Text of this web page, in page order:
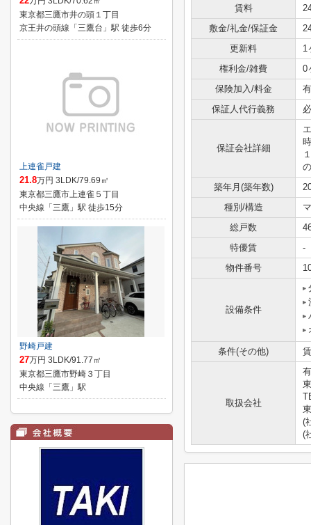
賃料
敷金/礼金/保証金
更新料
1
権利金/雑費
0
保険加入/料金
保証人代行義務
保証会社詳細
築年月(築年数)
種別/構造
総戸数
特優賃
-
物件番号
設備条件
条件(その他)
取扱会社
(
(
東京都三鷹市井の頭１丁目
京王井の頭線「三鷹台」駅 徒歩6分
上連雀戸建
21.8万円 3LDK/79.69㎡
東京都三鷹市上連雀５丁目
中央線「三鷹」駅 徒歩15分
野崎戸建
27万円 3LDK/91.77㎡
東京都三鷹市野崎３丁目
中央線「三鷹」駅